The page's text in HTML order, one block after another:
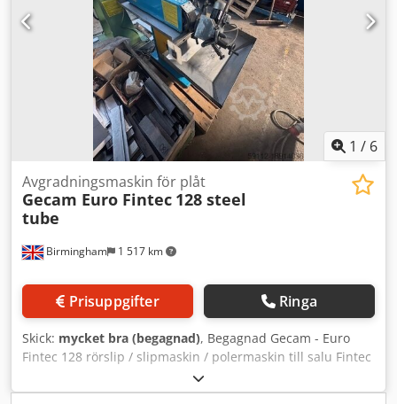
1 / 6
Birmingham 1 517 km
Avgradningsmaskin för plåt
Gecam Euro Fintec 128 steel
tube
Prisuppgifter Ringa
Skick: mycket bra (begagnad), Begagnad Gecam - Euro
Fintec 128 rörslip / slipmaskin / polermaskin till salu Fintec
128 rörbearbetningsmaskin till salu Crodowbh Dyopfx Am
Ref Kan demonstreras under drift med era stålrör